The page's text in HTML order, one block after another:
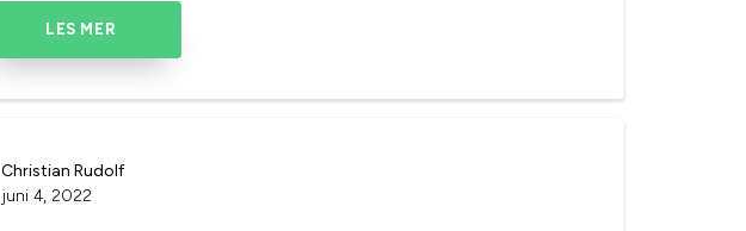
LES MER
Christian Rudolf
juni 4, 2022